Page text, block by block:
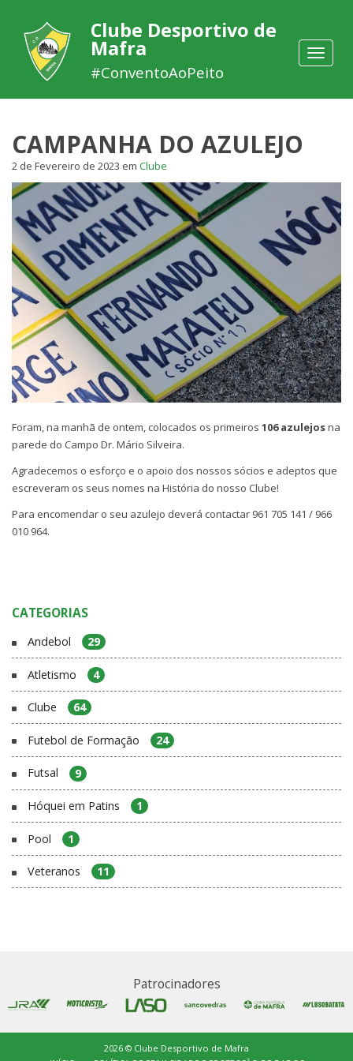
Toggle
Clube Desportivo de
Mafra
#ConventoAoPeito
CAMPANHA DO AZULEJO
2 de Fevereiro de 2023 em Clube
Foram, na manhã de ontem, colocados os primeiros 106 azulejosna
parede do Campo Dr. Mário Silveira.
Agradecemos o esforço e o apoio dos nossos sócios e adeptos que
escreveram os seus nomes na História do nosso Clube!
Para encomendar o seu azulejo deverá contactar 961 705 141 / 966
010 964.
CATEGORIAS
Andebol 29
Atletismo 4
Clube 64
Futebol de Formação 24
Futsal 9
Hóquei em Patins 1
Pool 1
Veteranos 11
Patrocinadores
2026 © Clube Desportivo de Mafra